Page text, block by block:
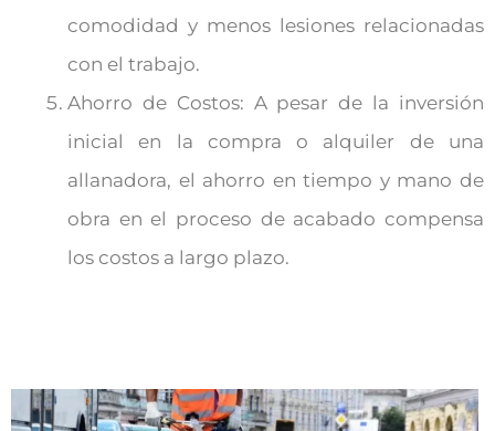
comodidad y menos lesiones relacionadas
con el trabajo.
Ahorro de Costos: A pesar de la inversión
inicial en la compra o alquiler de una
allanadora, el ahorro en tiempo y mano de
obra en el proceso de acabado compensa
los costos a largo plazo.